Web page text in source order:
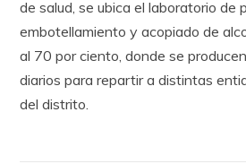
de salud, se ubica el laboratorio de
embotellamiento y acopiado de
al 70 por ciento, donde se
diarios para repartir a distintas
del distrito.